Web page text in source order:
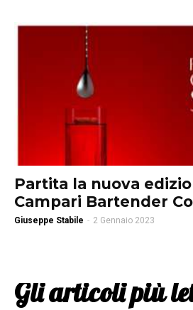
Partita la nuova
Campari Bartender
Giuseppe Stabile - 2 Gennaio 2023
Gli articoli più